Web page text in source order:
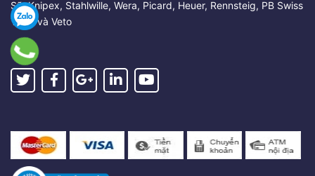
Sỹ: Knipex, Stahlwille, Wera, Picard, Heuer, Rennsteig, PB Swiss
Tools và Veto